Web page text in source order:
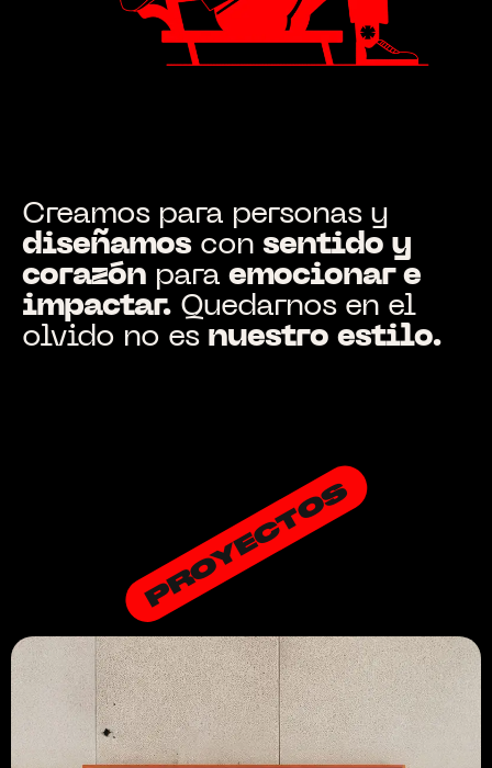
Creamos para personas y
diseñamoscon sentido y
corazón para emocionar e
impactar. Quedarnos en el
olvido no es nuestro estilo.
PROYECTOS